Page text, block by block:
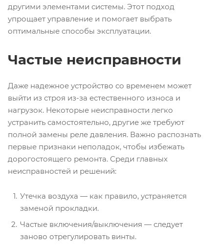
другими элементами системы. Этот подход
упрощает управление и помогает выбрать
оптимальные способы эксплуатации.
Частые неисправности
Даже надежное устройство со временем может
выйти из строя из-за естественного износа и
нагрузок. Некоторые неисправности легко
устранить самостоятельно, другие же требуют
полной замены реле давления. Важно распознать
первые признаки неполадок, чтобы избежать
дорогостоящего ремонта. Среди главных
неисправностей и решений:
Утечка воздуха — как правило, устраняется
заменой прокладки.
Частые включения/выключения — следует
заново отрегулировать винты.